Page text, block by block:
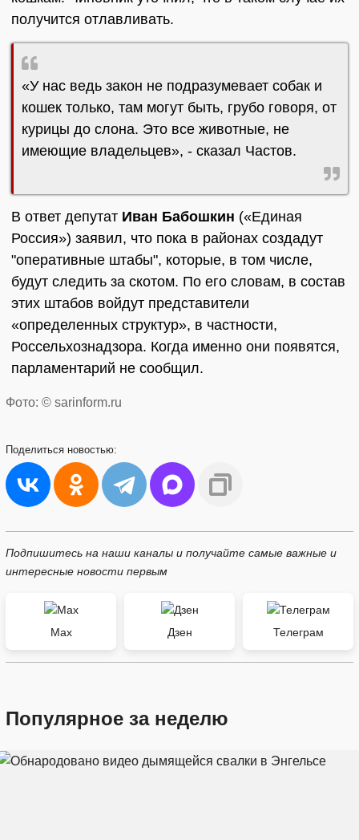
получится отлавливать.
«У нас ведь закон не подразумевает собак и
кошек только, там могут быть, грубо говоря, от
курицы до слона. Это все животные, не
имеющие владельцев», - сказал Частов.
В ответ депутат Иван Бабошкин («Единая
Россия») заявил, что пока в районах создадут
"оперативные штабы", которые, в том числе,
будут следить за скотом. По его словам, в состав
этих штабов войдут представители
«определенных структур», в частности,
Россельхознадзора. Когда именно они появятся,
парламентарий не сообщил.
Фото: © sarinform.ru
Поделиться новостью:
Подпишитесь на наши каналы и получайте самые важные и
интересные новости первым
Max Дзен Телеграм
Популярное за неделю